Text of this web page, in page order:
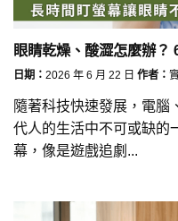
眼睛乾燥、酸澀怎麼辦？
日期： 2026 年 6 月 22 日 作者：
隨著科技快速發展，電腦
代人的生活中不可或缺的
幕，像是遊戲追劇...